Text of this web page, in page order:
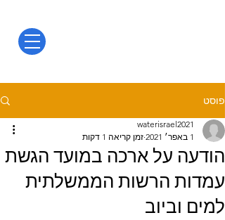
פוסט
הודעה על ארכה במועד הגשת
עמדות הרשות הממשלתית
למים וביוב
waterisrael2021
1 באפר׳ 2021
זמן קריאה 1 דקות